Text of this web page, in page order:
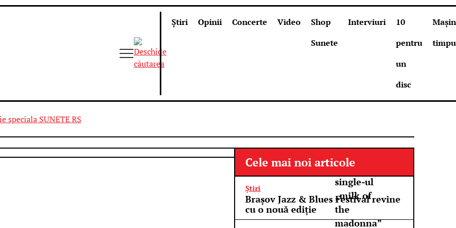
Știri Opinii Concerte Video
Shop
Sunete
Interviuri
10
pentru
un
disc
lansează
single-ul
„milk of
the
madonna”
Cele mai noi articole
Brașov Jazz & Blues Festival revine
cu o nouă ediție
Știri